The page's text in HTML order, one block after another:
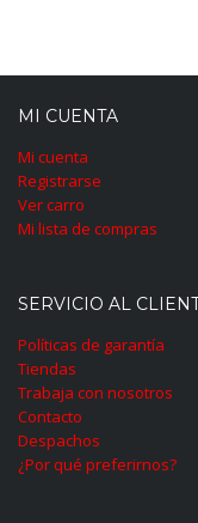
MI CUENTA
Mi cuenta
Registrarse
Ver carro
Mi lista de compras
SERVICIO AL
Políticas de garantía
Tiendas
Trabaja con nosotros
Contacto
Despachos
¿Por qué preferirnos?